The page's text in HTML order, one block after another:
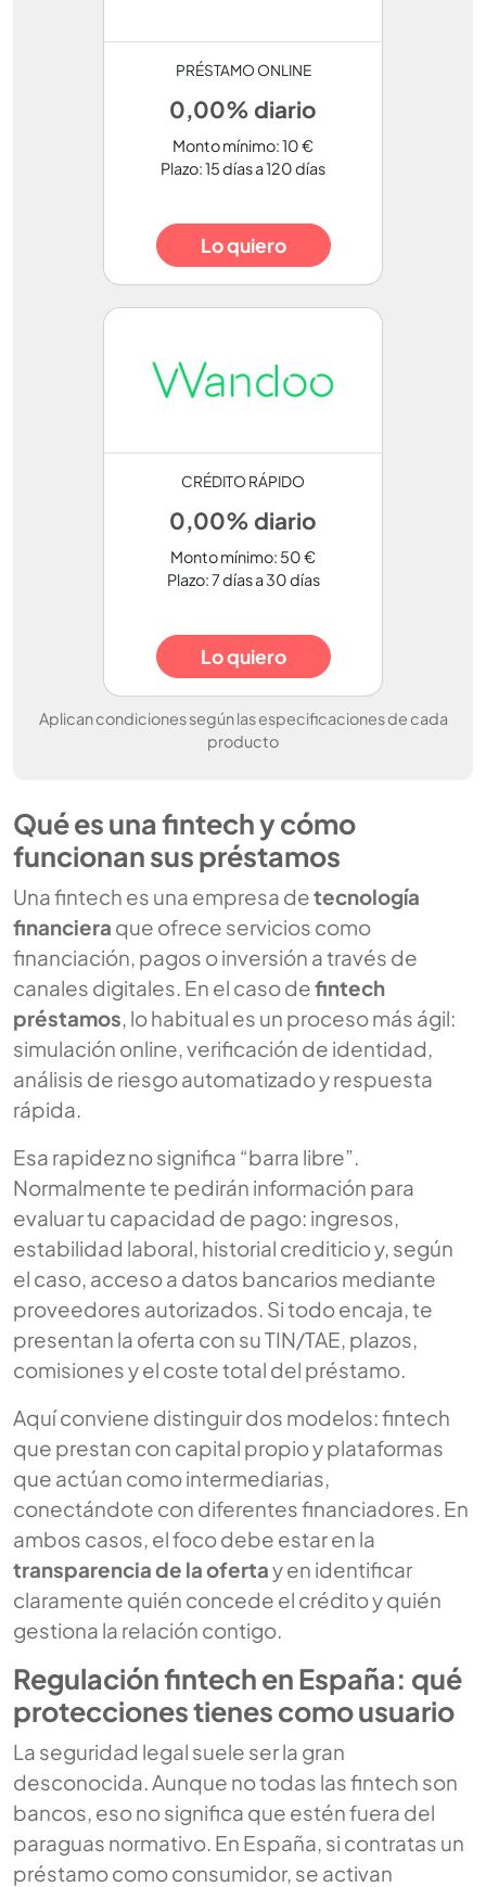
PRÉSTAMO ONLINE
0,00% diario
Monto mínimo: 10 €
Plazo: 15 días a 120 días
Lo quiero
CRÉDITO RÁPIDO
0,00% diario
Monto mínimo: 50 €
Plazo: 7 días a 30 días
Lo quiero
Aplican condiciones según las especificaciones de cada
producto
Qué es una fintech y cómo
funcionan sus préstamos
Una fintech es una empresa detecnología
financiera que ofrece servicios como
financiación, pagos o inversión a través de
canales digitales. En el caso defintech
préstamos, lo habitual es un proceso más ágil:
simulación online, verificación de identidad,
análisis de riesgo automatizado y respuesta
rápida.
Esa rapidez no significa “barra libre”.
Normalmente te pedirán información para
evaluar tu capacidad de pago: ingresos,
estabilidad laboral, historial crediticio y, según
el caso, acceso a datos bancarios mediante
proveedores autorizados. Si todo encaja, te
presentan la oferta con su TIN/TAE, plazos,
comisiones y el coste total del préstamo.
Aquí conviene distinguir dos modelos: fintech
que prestan con capital propio y plataformas
que actúan como intermediarias,
conectándote con diferentes financiadores. En
ambos casos, el foco debe estar en la
transparencia de la ofertay en identificar
claramente quién concede el crédito y quién
gestiona la relación contigo.
Regulación fintech en España: qué
protecciones tienes como usuario
La seguridad legal suele ser la gran
desconocida. Aunque no todas las fintech son
bancos, eso no significa que estén fuera del
paraguas normativo. En España, si contratas un
préstamo como consumidor, se activan